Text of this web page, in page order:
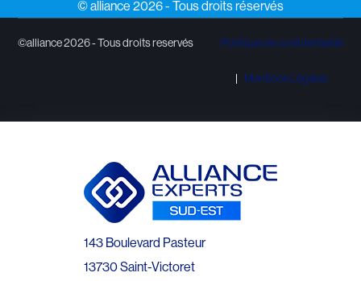
©️ alliance 2026 - Tous droits réservés
©alliance 2026 - Tous droits reservés Politique de confidentialité
Mentions Légales
143 Boulevard Pasteur
13730 Saint-Victoret